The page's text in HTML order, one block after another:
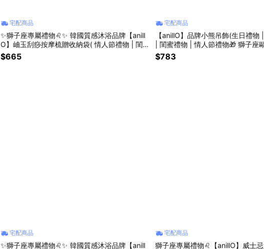
宅配商品
✨獅子座專屬禮物♌✨ 韓國質感沐浴品牌【anill
O】岫玉刮痧按摩梳贈收納袋( 情人節禮物 | 閨
蜜禮物 | 畢業禮物 | 生日禮物🎁 )
$665
宅配商品
【anillO】品牌小熊吊飾(生日禮物
| 閨蜜禮物 | 情人節禮物🎁 獅子座
♌)
$783
宅配商品
✨獅子座專屬禮物♌✨ 韓國質感沐浴品牌【anill
宅配商品
獅子座專屬禮物♌【anillO】威士